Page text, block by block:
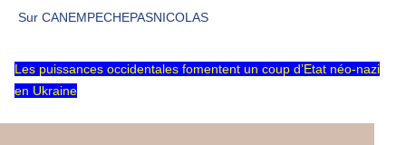
Sur CANEMPECHEPASNICOLAS
Les puissances occidentales fomentent un coup d’Etat néo-nazi
en Ukraine